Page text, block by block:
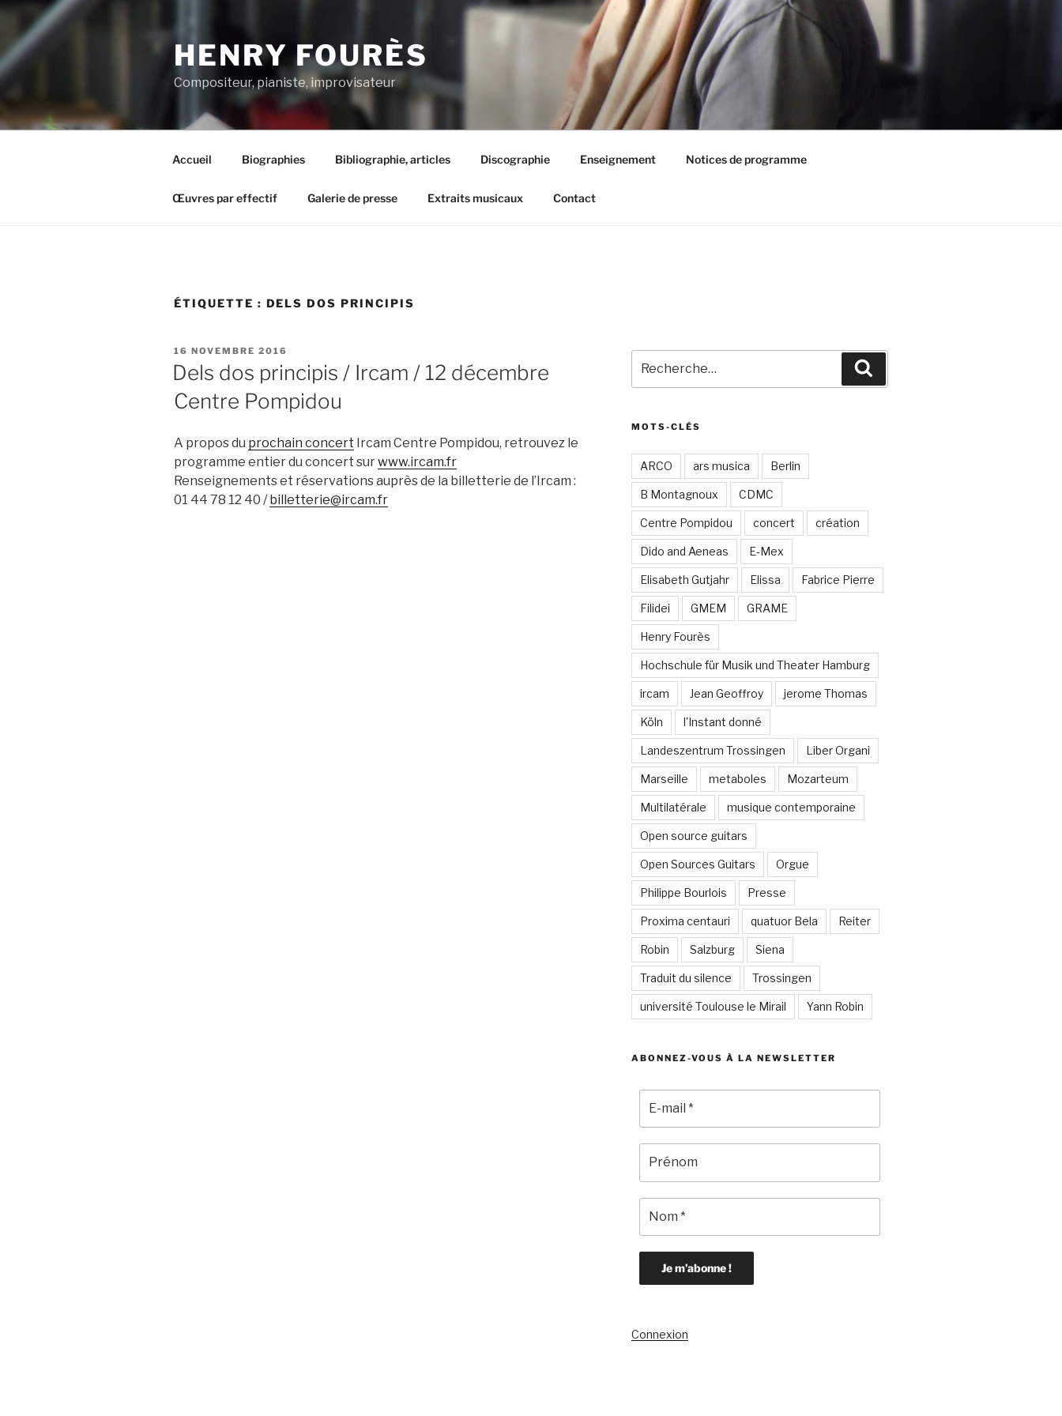
Aller
contenu
principal
HENRY FOURÈS
Compositeur, pianiste, improvisateur
Accueil Biographies Bibliographie, articles Discographie Enseignement Notices de programme
Œuvres par effectif Galerie de presse Extraits musicaux Contact
ÉTIQUETTE : DELS DOS PRINCIPIS
PUBLIÉ
LE
16 NOVEMBRE 2016
Dels dos principis / Ircam / 12 décembre
Centre Pompidou
A propos du prochain concert Ircam Centre Pompidou, retrouvez le
programme entier du concert surwww.ircam.fr
Renseignements et réservations auprès de la billetterie de l’Ircam :
01 44 78 12 40 /billetterie@ircam.fr
pour
:
MOTS-CLÉS
ARCO ars musica Berlin
B Montagnoux CDMC
Centre Pompidou concert création
Dido and Aeneas E-Mex
Elisabeth Gutjahr Elissa Fabrice Pierre
Filidei GMEM GRAME
Henry Fourès
Hochschule für Musik und Theater Hamburg
ircam Jean Geoffroy jerome Thomas
Köln l'Instant donné
Landeszentrum Trossingen Liber Organi
Marseille metaboles Mozarteum
Multilatérale musique contemporaine
Open source guitars
Open Sources Guitars Orgue
Philippe Bourlois Presse
Proxima centauri quatuor Bela Reiter
Robin Salzburg Siena
Traduit du silence Trossingen
université Toulouse le Mirail Yann Robin
ABONNEZ-VOUS À LA NEWSLETTER
Connexion